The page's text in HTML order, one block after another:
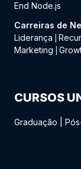
End Node.js
Carreiras de
Liderança
Marketing
CURSOS
Graduação